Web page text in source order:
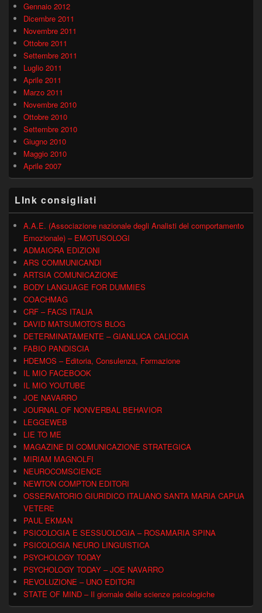
Gennaio 2012
Dicembre 2011
Novembre 2011
Ottobre 2011
Settembre 2011
Luglio 2011
Aprile 2011
Marzo 2011
Novembre 2010
Ottobre 2010
Settembre 2010
Giugno 2010
Maggio 2010
Aprile 2007
LInk consigliati
A.A.E. (Associazione nazionale degli Analisti del comportamento
Emozionale) – EMOTUSOLOGI
ADMAIORA EDIZIONI
ARS COMMUNICANDI
ARTSIA COMUNICAZIONE
BODY LANGUAGE FOR DUMMIES
COACHMAG
CRF – FACS ITALIA
DAVID MATSUMOTO'S BLOG
DETERMINATAMENTE – GIANLUCA CALICCIA
FABIO PANDISCIA
HDEMOS – Editoria, Consulenza, Formazione
IL MIO FACEBOOK
IL MIO YOUTUBE
JOE NAVARRO
JOURNAL OF NONVERBAL BEHAVIOR
LEGGEWEB
LIE TO ME
MAGAZINE DI COMUNICAZIONE STRATEGICA
MIRIAM MAGNOLFI
NEUROCOMSCIENCE
NEWTON COMPTON EDITORI
OSSERVATORIO GIURIDICO ITALIANO SANTA MARIA CAPUA
VETERE
PAUL EKMAN
PSICOLOGIA E SESSUOLOGIA – ROSAMARIA SPINA
PSICOLOGIA NEURO LINGUISTICA
PSYCHOLOGY TODAY
PSYCHOLOGY TODAY – JOE NAVARRO
REVOLUZIONE – UNO EDITORI
STATE OF MIND – Il giornale delle scienze psicologiche